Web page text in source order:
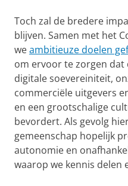
Toch zal de bredere
blijven. Samen met het
weambitieuze doelen
om ervoor te zorgen dat
digitale soevereiniteit,
commerciële uitgevers
en een grootschalige
bevordert. Als gevolg
gemeenschap hopelijk
autonomie en
waarop we kennis delen